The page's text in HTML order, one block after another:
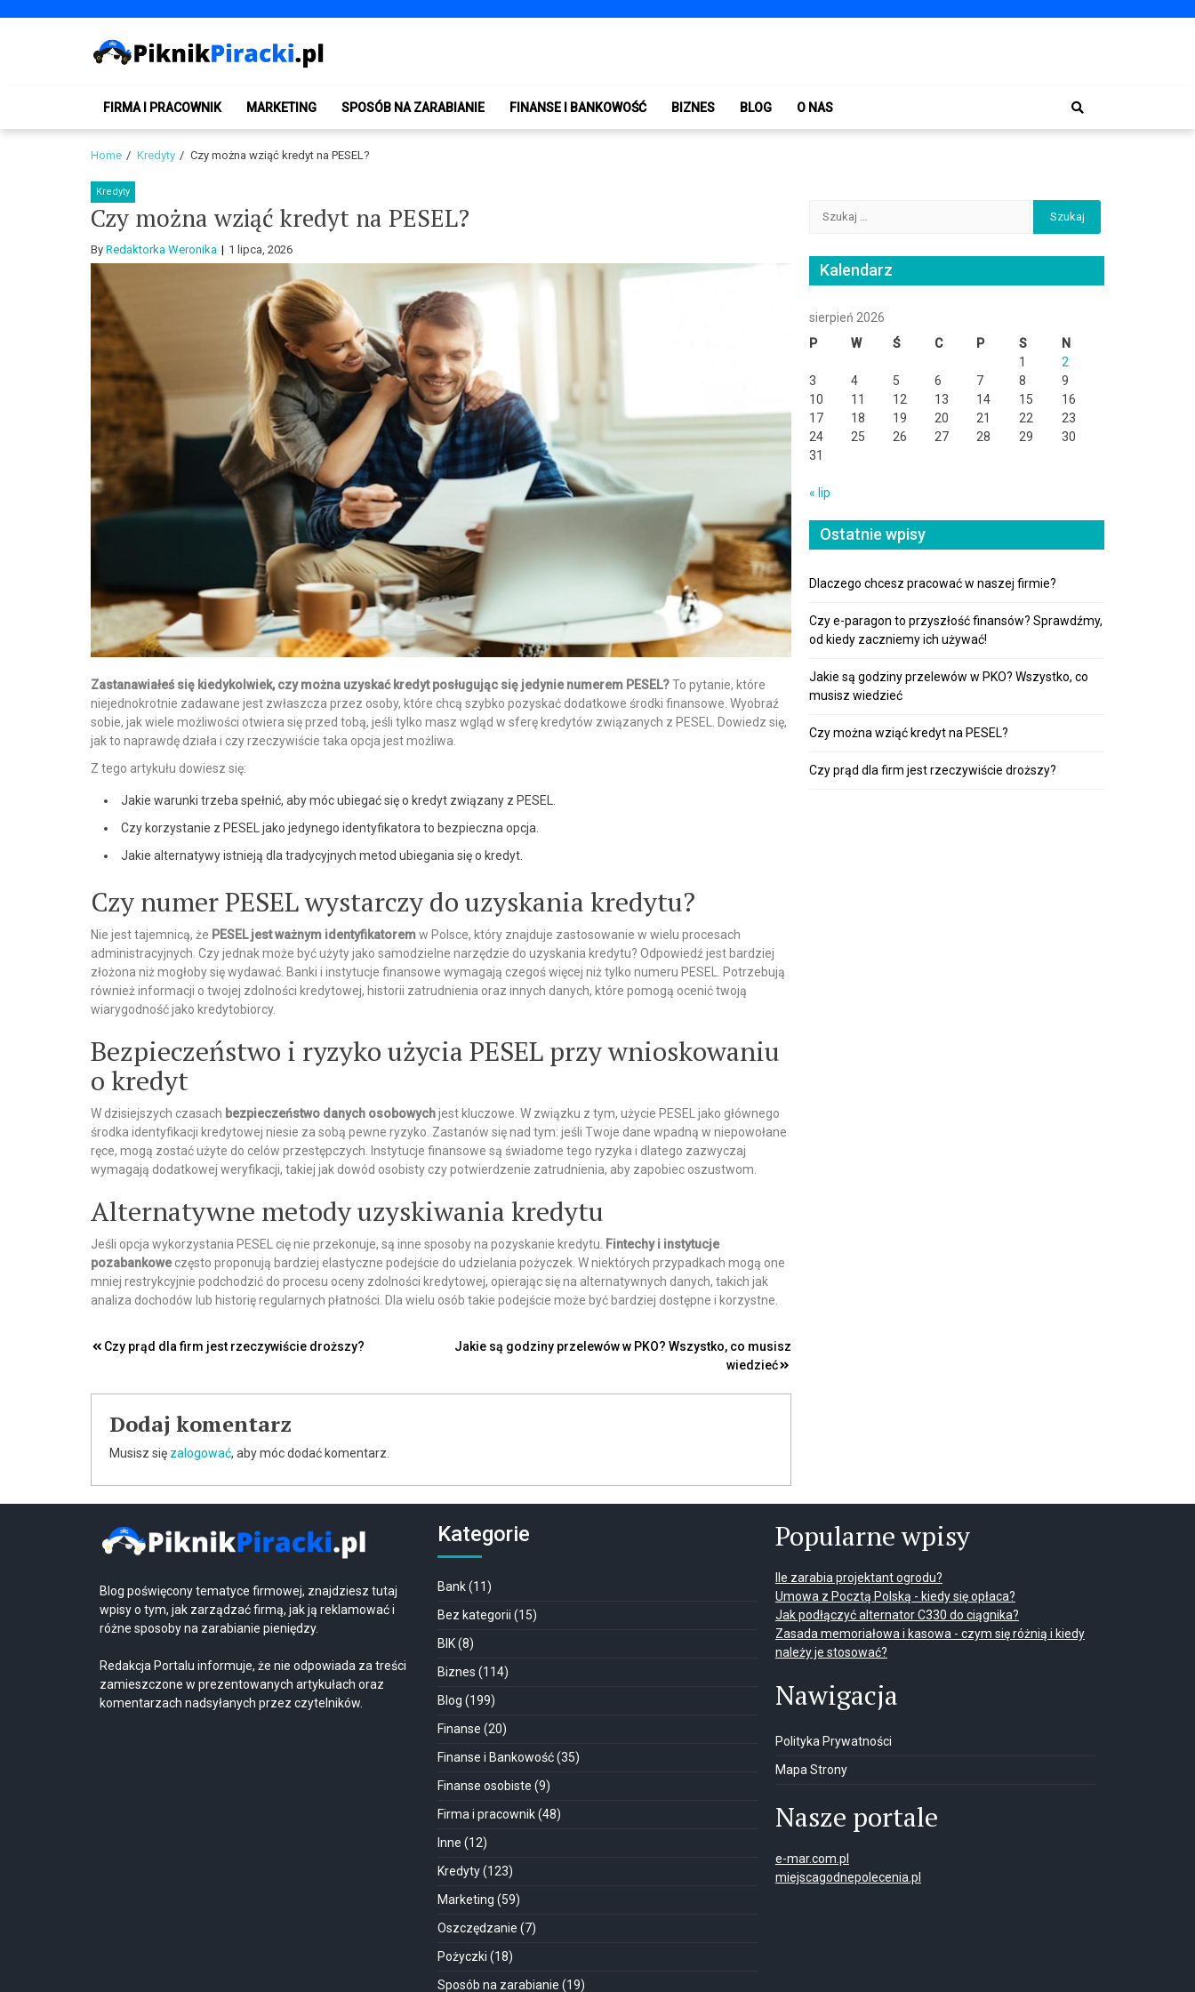
PiknikPiracki.pl
FIRMA I PRACOWNIK MARKETING SPOSÓB NA ZARABIANIE FINANSE I BANKOWOŚĆ BIZNES BLOG O NAS
Home Kredyty Czy można wziąć kredyt na PESEL?
Kredyty
Czy można wziąć kredyt na PESEL?
By Redaktorka Weronika 1 lipca, 2026
Zastanawiałeś się kiedykolwiek, czy można uzyskać kredyt posługując się jedynie numerem PESEL?To pytanie, które
niejednokrotnie zadawane jest zwłaszcza przez osoby, które chcą szybko pozyskać dodatkowe środki finansowe. Wyobraź
sobie, jak wiele możliwości otwiera się przed tobą, jeśli tylko masz wgląd w sferę kredytów związanych z PESEL. Dowiedz się,
jak to naprawdę działa i czy rzeczywiście taka opcja jest możliwa.
Z tego artykułu dowiesz się:
Jakie warunki trzeba spełnić, aby móc ubiegać się o kredyt związany z PESEL.
Czy korzystanie z PESEL jako jedynego identyfikatora to bezpieczna opcja.
Jakie alternatywy istnieją dla tradycyjnych metod ubiegania się o kredyt.
Czy numer PESEL wystarczy do uzyskania kredytu?
Nie jest tajemnicą, że PESEL jest ważnym identyfikatoremw Polsce, który znajduje zastosowanie w wielu procesach
administracyjnych. Czy jednak może być użyty jako samodzielne narzędzie do uzyskania kredytu? Odpowiedź jest bardziej
złożona niż mogłoby się wydawać. Banki i instytucje finansowe wymagają czegoś więcej niż tylko numeru PESEL. Potrzebują
również informacji o twojej zdolności kredytowej, historii zatrudnienia oraz innych danych, które pomogą ocenić twoją
wiarygodność jako kredytobiorcy.
Bezpieczeństwo i ryzyko użycia PESEL przy wnioskowaniu
o kredyt
W dzisiejszych czasach bezpieczeństwo danych osobowychjest kluczowe. W związku z tym, użycie PESEL jako głównego
środka identyfikacji kredytowej niesie za sobą pewne ryzyko. Zastanów się nad tym: jeśli Twoje dane wpadną w niepowołane
ręce, mogą zostać użyte do celów przestępczych. Instytucje finansowe są świadome tego ryzyka i dlatego zazwyczaj
wymagają dodatkowej weryfikacji, takiej jak dowód osobisty czy potwierdzenie zatrudnienia, aby zapobiec oszustwom.
Alternatywne metody uzyskiwania kredytu
Jeśli opcja wykorzystania PESEL cię nie przekonuje, są inne sposoby na pozyskanie kredytu.
Fintechy i instytucje
pozabankoweczęsto proponują bardziej elastyczne podejście do udzielania pożyczek. W niektórych przypadkach mogą one
mniej restrykcyjnie podchodzić do procesu oceny zdolności kredytowej, opierając się na alternatywnych danych, takich jak
analiza dochodów lub historię regularnych płatności. Dla wielu osób takie podejście może być bardziej dostępne i korzystne.
Nawigacja
Czy prąd dla firm jest rzeczywiście droższy?
Jakie są godziny przelewów w PKO? Wszystko, co musisz
wiedzieć
Dodaj komentarz
Musisz się zalogować, aby móc dodać komentarz.
Kalendarz
sierpień 2026
P
W Ś C P S
N
1
2
3
4 5 6 7 8
9
10
11 12 13 14 15
16
17
18 19 20 21 22
23
24
25 26 27 28 29
30
31
« lip
Ostatnie wpisy
Dlaczego chcesz pracować w naszej firmie?
Czy e-paragon to przyszłość finansów? Sprawdźmy,
od kiedy zaczniemy ich używać!
Jakie są godziny przelewów w PKO? Wszystko, co
musisz wiedzieć
Czy można wziąć kredyt na PESEL?
Czy prąd dla firm jest rzeczywiście droższy?
Blog poświęcony tematyce firmowej, znajdziesz tutaj
wpisy o tym, jak zarządzać firmą, jak ją reklamować i
różne sposoby na zarabianie pieniędzy.
Redakcja Portalu informuje, że nie odpowiada za treści
zamieszczone w prezentowanych artykułach oraz
komentarzach nadsyłanych przez czytelników.
Kategorie
Bank(11)
Bez kategorii (15)
BIK(8)
Biznes (114)
Blog (199)
Finanse (20)
Finanse i Bankowość(35)
Finanse osobiste (9)
Firma i pracownik(48)
Inne (12)
Kredyty(123)
Marketing (59)
Oszczędzanie (7)
Pożyczki (18)
Sposób na zarabianie (19)
Popularne wpisy
Ile zarabia projektant ogrodu?
Umowa z Pocztą Polską - kiedy się opłaca?
Jak podłączyć alternator C330 do ciągnika?
Zasada memoriałowa i kasowa - czym się różnią i kiedy
należy je stosować?
Nawigacja
Polityka Prywatności
Mapa Strony
Nasze portale
e-mar.com.pl
miejscagodnepolecenia.pl